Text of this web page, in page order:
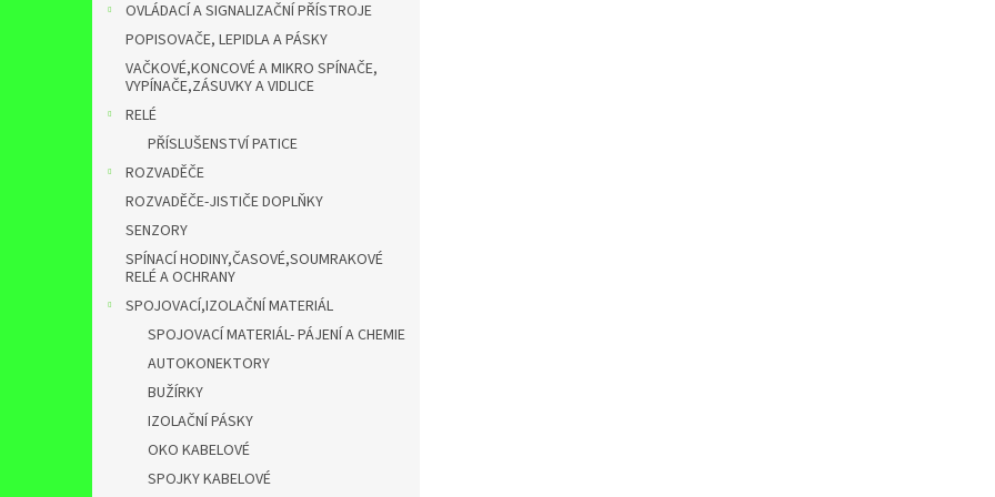
OVLÁDACÍ A SIGNALIZAČNÍ PŘÍSTROJE
POPISOVAČE, LEPIDLA A PÁSKY
VAČKOVÉ,KONCOVÉ A MIKRO SPÍNAČE,
VYPÍNAČE,ZÁSUVKY A VIDLICE
RELÉ
PŘÍSLUŠENSTVÍ PATICE
ROZVADĚČE
ROZVADĚČE-JISTIČE DOPLŇKY
SENZORY
SPÍNACÍ HODINY,ČASOVÉ,SOUMRAKOVÉ
RELÉ A OCHRANY
SPOJOVACÍ,IZOLAČNÍ MATERIÁL
SPOJOVACÍ MATERIÁL- PÁJENÍ A CHEMIE
AUTOKONEKTORY
BUŽÍRKY
IZOLAČNÍ PÁSKY
OKO KABELOVÉ
SPOJKY KABELOVÉ